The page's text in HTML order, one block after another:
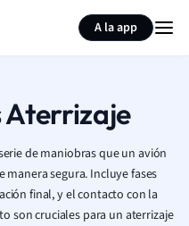
A la app
Aterrizaje
de maniobras que un avión
manera segura. Incluye fases
final, y el contacto con la
son cruciales para un aterrizaje
Resumir página